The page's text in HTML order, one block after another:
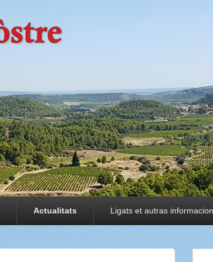
Actualitats Ligats et autras